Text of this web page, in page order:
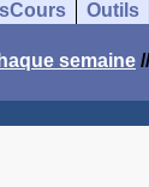
Outils
semaine